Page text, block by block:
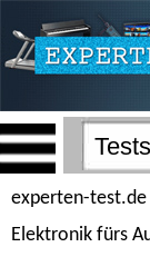
experten-test.de
Elektronik fürs